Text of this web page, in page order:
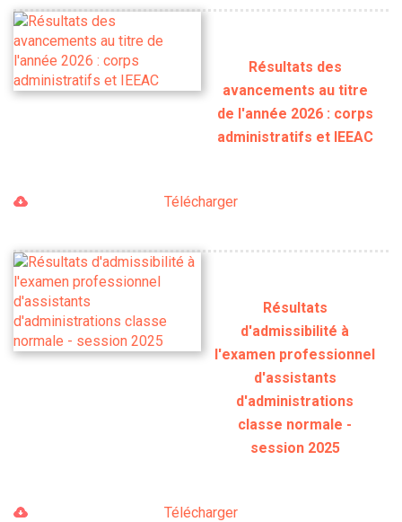
Résultats des
avancements au titre
de l'année 2026 : corps
administratifs et IEEAC
Télécharger
Résultats
d'admissibilité à
l'examen professionnel
d'assistants
d'administrations
classe normale -
session 2025
Télécharger